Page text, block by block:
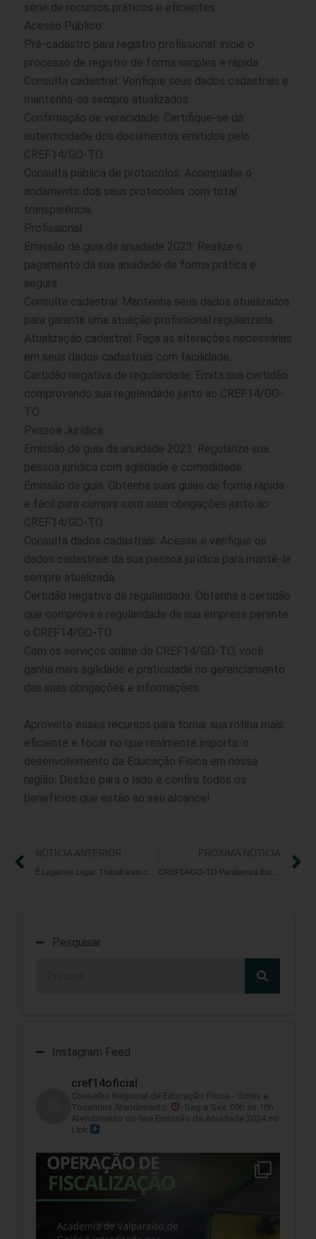
série de recursos práticos e eficientes.
Acesso Público:
Pré-cadastro para registro profissional: inicie o
processo de registro de forma simples e rápida.
Consulta cadastral: Verifique seus dados cadastrais e
mantenha-os sempre atualizados.
Confirmação de veracidade: Certifique-se da
autenticidade dos documentos emitidos pelo
CREF14/GO-TO.
Consulta pública de protocolos: Acompanhe o
andamento dos seus protocolos com total
transparência.
Profissional:
Emissão de guia da anuidade 2023: Realize o
pagamento da sua anuidade de forma prática e
segura.
Consulta cadastral: Mantenha seus dados atualizados
para garantir uma atuação profissional regularizada.
Atualização cadastral: Faça as alterações necessárias
em seus dados cadastrais com facilidade.
Certidão negativa de regularidade: Emita sua certidão
comprovando sua regularidade junto ao CREF14/GO-
TO.
Pessoa Jurídica:
Emissão de guia da anuidade 2023: Regularize sua
pessoa jurídica com agilidade e comodidade.
Emissão de guia: Obtenha suas guias de forma rápida
e fácil para cumprir com suas obrigações junto ao
CREF14/GO-TO.
Consulta dados cadastrais: Acesse e verifique os
dados cadastrais da sua pessoa jurídica para mantê-la
sempre atualizada.
Certidão negativa de regularidade: Obtenha a certidão
que comprova a regularidade da sua empresa perante
o CREF14/GO-TO.
Com os serviços online do CREF14/GO-TO, você
ganha mais agilidade e praticidade no gerenciamento
das suas obrigações e informações.
Aproveite esses recursos para tornar sua rotina mais
eficiente e focar no que realmente importa: o
desenvolvimento da Educação Física em nossa
região. Deslize para o lado e confira todos os
benefícios que estão ao seu alcance!
NOTÍCIA ANTERIOR PRÓXIMA NOTÍCIA
Pesquisar
Instagram Feed
cref14oficial
Conselho Regional de Educação Física - Goiás e
Tocantins Atendimento:
Seg a Sex: 09h às 16h
Atendimento on-line Emissão da Anuidade 2024 no
Link